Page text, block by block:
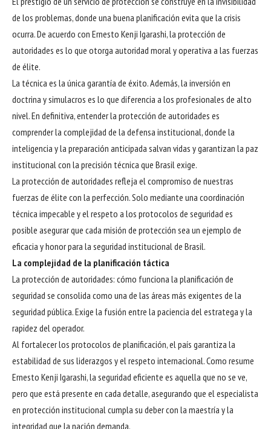
de los problemas, donde una buena planificación evita que la crisis
ocurra. De acuerdo con Ernesto Kenji Igarashi, la protección de
autoridades es lo que otorga autoridad moral y operativa a las fuerzas
de élite.
La técnica es la única garantía de éxito. Además, la inversión en
doctrina y simulacros es lo que diferencia a los profesionales de alto
nivel. En definitiva, entender la protección de autoridades es
comprender la complejidad de la defensa institucional, donde la
inteligencia y la preparación anticipada salvan vidas y garantizan la paz
institucional con la precisión técnica que Brasil exige.
La protección de autoridades refleja el compromiso de nuestras
fuerzas de élite con la perfección. Solo mediante una coordinación
técnica impecable y el respeto a los protocolos de seguridad es
posible asegurar que cada misión de protección sea un ejemplo de
eficacia y honor para la seguridad institucional de Brasil.
La complejidad de la planificación táctica
La protección de autoridades: cómo funciona la planificación de
seguridad se consolida como una de las áreas más exigentes de la
seguridad pública. Exige la fusión entre la paciencia del estratega y la
rapidez del operador.
Al fortalecer los protocolos de planificación, el país garantiza la
estabilidad de sus liderazgos y el respeto internacional. Como resume
Ernesto Kenji Igarashi, la seguridad eficiente es aquella que no se ve,
pero que está presente en cada detalle, asegurando que el especialista
en protección institucional cumpla su deber con la maestría y la
integridad que la nación demanda.